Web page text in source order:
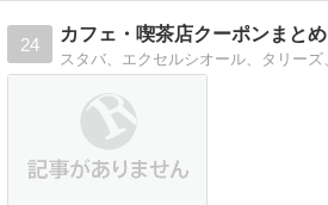
24
カフェ・喫茶店クーポンまとめ